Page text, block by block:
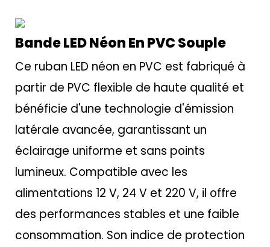
Bande LED Néon En PVC Souple
Ce ruban LED néon en PVC est fabriqué à
partir de PVC flexible de haute qualité et
bénéficie d'une technologie d'émission
latérale avancée, garantissant un
éclairage uniforme et sans points
lumineux. Compatible avec les
alimentations 12 V, 24 V et 220 V, il offre
des performances stables et une faible
consommation. Son indice de protection